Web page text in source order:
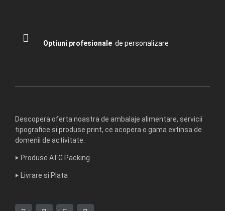
Optiuni profesionale de personalizare
Descopera oferta noastra de ambalaje alimentare, servicii
tipografice si produse print, ce acopera o gama extinsa de
domenii de activitate.
‣ Produse ATG Packing
‣ Livrare si Plata